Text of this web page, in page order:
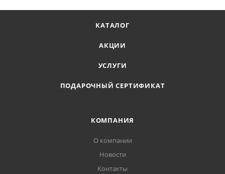
КАТАЛОГ
АКЦИИ
УСЛУГИ
ПОДАРОЧНЫЙ СЕРТИФИКАТ
КОМПАНИЯ
О компании
Новости
Контакты